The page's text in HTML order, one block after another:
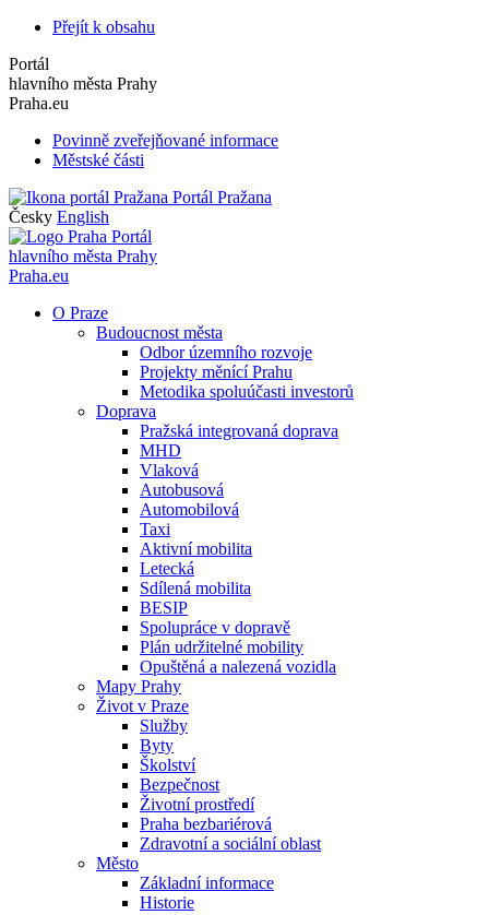
Přejít k obsahu
Portál
hlavního města Prahy
Praha.eu
Povinně zveřejňované informace
Městské části
Portál Pražana
Česky English
Portál
hlavního města Prahy
Praha.eu
O Praze
Budoucnost města
Odbor územního rozvoje
Projekty měnící Prahu
Metodika spoluúčasti investorů
Doprava
Pražská integrovaná doprava
MHD
Vlaková
Autobusová
Automobilová
Taxi
Aktivní mobilita
Letecká
Sdílená mobilita
BESIP
Spolupráce v dopravě
Plán udržitelné mobility
Opuštěná a nalezená vozidla
Mapy Prahy
Život v Praze
Služby
Byty
Školství
Bezpečnost
Životní prostředí
Praha bezbariérová
Zdravotní a sociální oblast
Město
Základní informace
Historie